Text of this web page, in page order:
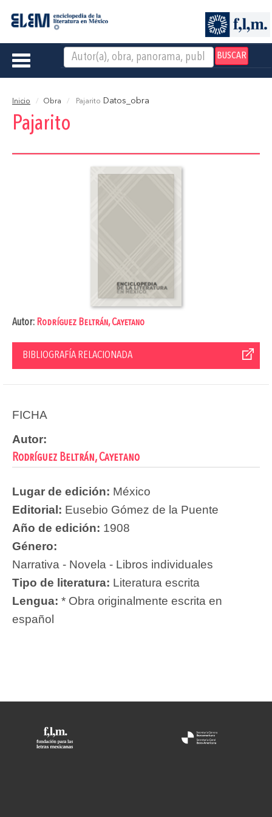
BUSCAR
Toggle
Inicio Obra Pajarito Datos_obra
Pajarito
Autor: Rodríguez Beltrán, Cayetano
BIBLIOGRAFÍA RELACIONADA
FICHA
Autor:
Rodríguez Beltrán, Cayetano
Lugar de edición: México
Editorial: Eusebio Gómez de la Puente
Año de edición: 1908
Género:
Narrativa - Novela - Libros individuales
Tipo de literatura: Literatura escrita
Lengua: * Obra originalmente escrita en
español